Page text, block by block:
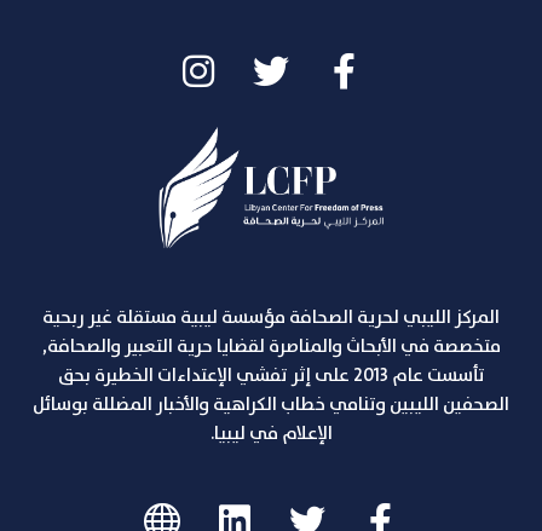
المركز الليبي لحرية الصحافة مؤسسة ليبية مستقلة غير ربحية
متخصصة في الأبحاث والمناصرة لقضايا حرية التعبير والصحافة,
تأسست عام 2013 على إثر تفشي الإعتداءات الخطيرة بحق
الصحفين الليبين وتنامي خطاب الكراهية والأخبار المضللة بوسائل
الإعلام في ليبيا.